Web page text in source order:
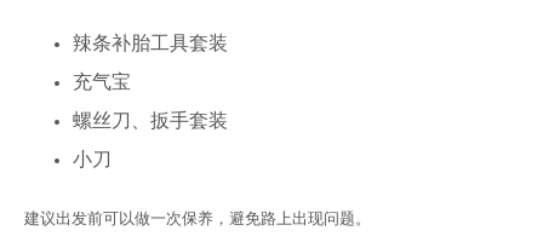
辣条补胎工具套装
充气宝
螺丝刀、扳手套装
小刀
建议出发前可以做一次保养，避免路上出现问题。